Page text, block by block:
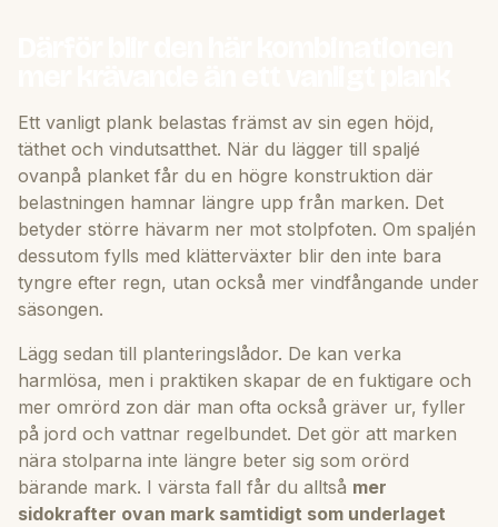
Ett vanligt plank belastas främst av sin egen höjd,
täthet och vindutsatthet. När du lägger till spaljé
ovanpå planket får du en högre konstruktion där
belastningen hamnar längre upp från marken. Det
betyder större hävarm ner mot stolpfoten. Om spaljén
dessutom fylls med klätterväxter blir den inte bara
tyngre efter regn, utan också mer vindfångande under
säsongen.
Lägg sedan till planteringslådor. De kan verka
harmlösa, men i praktiken skapar de en fuktigare och
mer omrörd zon där man ofta också gräver ur, fyller
på jord och vattnar regelbundet. Det gör att marken
nära stolparna inte längre beter sig som orörd
bärande mark. I värsta fall får du alltså mer
sidokrafter ovan mark samtidigt som underlaget